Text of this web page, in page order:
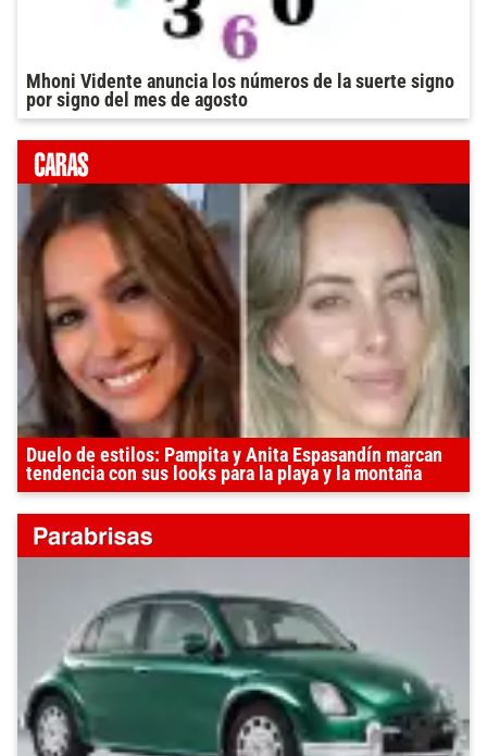
Mhoni Vidente anuncia los números de la suerte signo
por signo del mes de agosto
Duelo de estilos: Pampita y Anita Espasandín marcan
tendencia con sus looks para la playa y la montaña